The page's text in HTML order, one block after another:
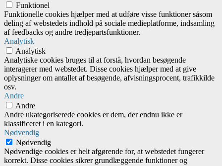
Funktionel
Funktionelle cookies hjælper med at udføre visse funktioner såsom
deling af webstedets indhold på sociale medieplatforme, indsamling
af feedbacks og andre tredjepartsfunktioner.
Analytisk
Analytisk
Analytiske cookies bruges til at forstå, hvordan besøgende
interagerer med webstedet. Disse cookies hjælper med at give
oplysninger om antallet af besøgende, afvisningsprocent, trafikkilde
osv.
Andre
Andre
Andre ukategoriserede cookies er dem, der endnu ikke er
klassificeret i en kategori.
Nødvendig
Nødvendig
Nødvendige cookies er helt afgørende for, at webstedet fungerer
korrekt. Disse cookies sikrer grundlæggende funktioner og